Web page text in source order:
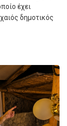
έχει
δημοτικός